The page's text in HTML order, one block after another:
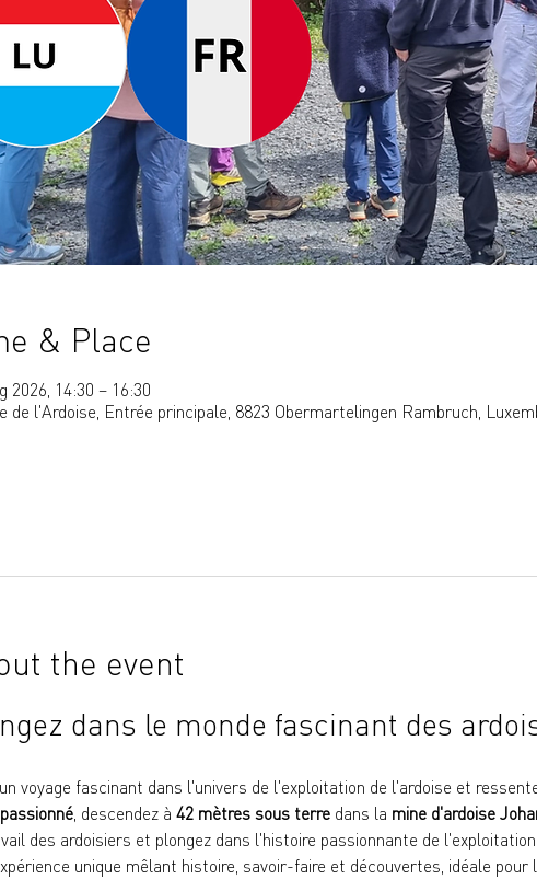
& Place
2026, 14:30 – 16:30
de l'Ardoise, Entrée principale, 8823 Obermartelingen Rambruch,
the event
dans le monde fascinant des
voyage fascinant dans l'univers de l'exploitation de l'ardoise et
, descendez à 42 mètres sous terre dans la mine d'ardoise
des ardoisiers et plongez dans l'histoire passionnante de
unique mêlant histoire, savoir-faire et découvertes, idéale